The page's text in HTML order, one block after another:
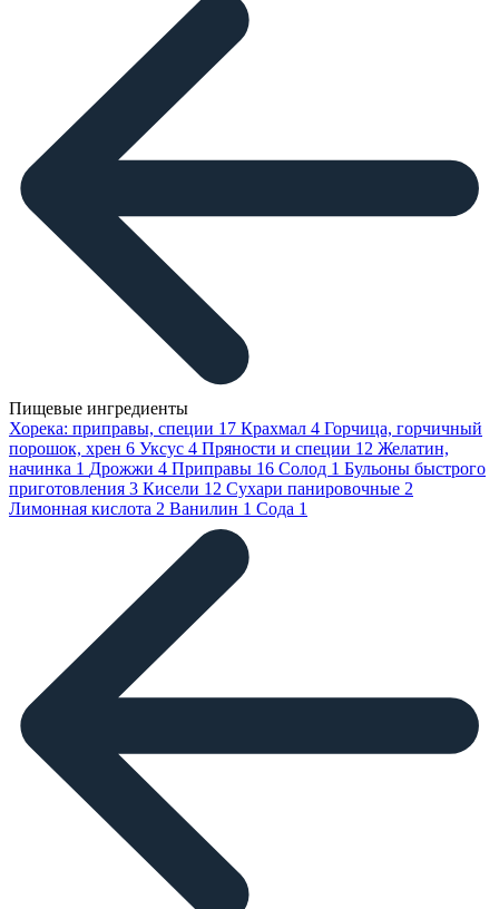
Пищевые ингредиенты
Хорека: приправы, специи 17 Крахмал 4 Горчица, горчичный
порошок, хрен 6 Уксус 4 Пряности и специи 12 Желатин,
начинка 1 Дрожжи 4 Приправы 16 Солод 1 Бульоны быстрого
приготовления 3 Кисели 12 Сухари панировочные 2
Лимонная кислота 2 Ванилин 1 Сода 1